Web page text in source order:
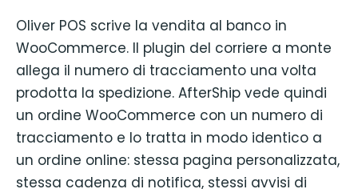
Oliver POS scrive la vendita al banco in
WooCommerce. Il plugin del corriere a monte
allega il numero di tracciamento una volta
prodotta la spedizione. AfterShip vede quindi
un ordine WooCommerce con un numero di
tracciamento e lo tratta in modo identico a
un ordine online: stessa pagina personalizzata,
stessa cadenza di notifica, stessi avvisi di